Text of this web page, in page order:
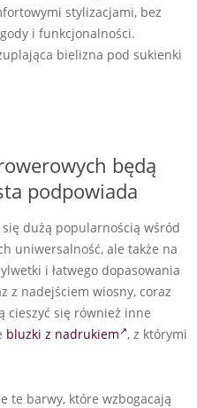
stylizacjami, bez
i funkcjonalności.
bielizna pod sukienki
będą
podpowiada
się dużą popularnością wśród
uniwersalność, ale także na
i łatwego dopasowania
z nadejściem wiosny, coraz
cieszyć się również inne
bluzki z nadrukiem , z którymi
te barwy, które wzbogacają